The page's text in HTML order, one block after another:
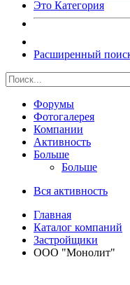
Это Категория
Расширенный
Форумы
Фотогалерея
Компании
Активность
Больше
Больше
Вся активность
Главная
Каталог компаний
Застройщики
ООО "Монолит"